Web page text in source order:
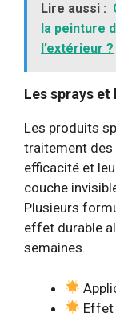
Lire aussi :
la peinture
l’extérieur ?
Les sprays
Les produits
traitement des
efficacité et
couche
Plusieurs
effet durable
semaines.
Effet